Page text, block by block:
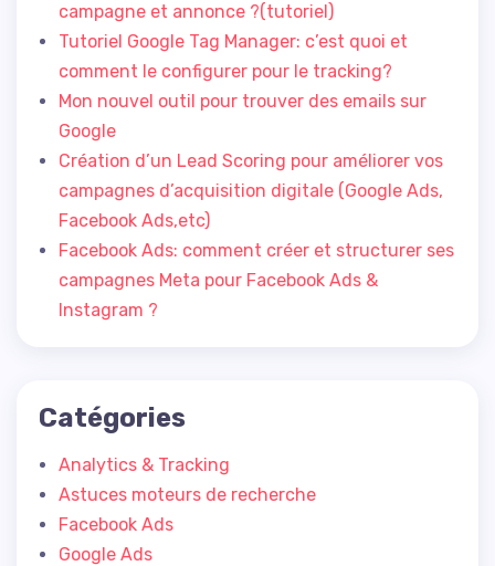
campagne et annonce ?(tutoriel)
Tutoriel Google Tag Manager: c’est quoi et
comment le configurer pour le tracking?
Mon nouvel outil pour trouver des emails sur
Google
Création d’un Lead Scoring pour améliorer vos
campagnes d’acquisition digitale (Google Ads,
Facebook Ads,etc)
Facebook Ads: comment créer et structurer ses
campagnes Meta pour Facebook Ads &
Instagram ?
Catégories
Analytics & Tracking
Astuces moteurs de recherche
Facebook Ads
Google Ads